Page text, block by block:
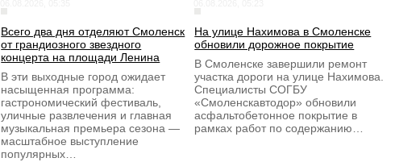
Всего два дня отделяют Смоленск
от грандиозного звездного
концерта на площади Ленина
В эти выходные город ожидает
насыщенная программа:
гастрономический фестиваль,
уличные развлечения и главная
музыкальная премьера сезона —
масштабное выступление
популярных…
На улице Нахимова в Смоленске
обновили дорожное покрытие
В Смоленске завершили ремонт
участка дороги на улице Нахимова.
Специалисты СОГБУ
«Смоленскавтодор» обновили
асфальтобетонное покрытие в
рамках работ по содержанию…